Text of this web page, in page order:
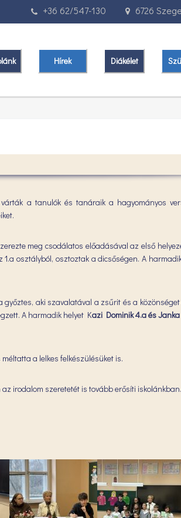
6726
+36 62/547-130
Hírek Diákélet
a tanulók és tanáraik a hagyományos
meg csodálatos előadásával az első
1.a osztályból, osztoztak a dicsőségen. A
győztes, aki szavalatával a zsűrit és a
A harmadik helyet Kazi Dominik 4.a és
a lelkes felkészülésüket is.
irodalom szeretetét is tovább erősíti iskolánkban.